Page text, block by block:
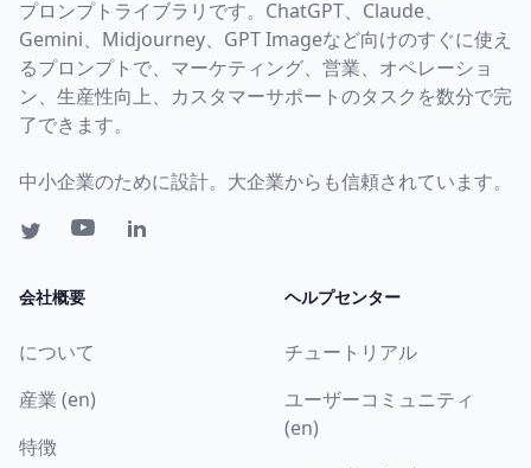
プロンプトライブラリです。ChatGPT、Claude、
Gemini、Midjourney、GPT Imageなど向けのすぐに使え
るプロンプトで、マーケティング、営業、オペレーショ
ン、生産性向上、カスタマーサポートのタスクを数分で完
了できます。
中小企業のために設計。大企業からも信頼されています。
会社概要
について
産業 (en)
特徴
ヘルプセンター
チュートリアル
ユーザーコミュニティ
(en)